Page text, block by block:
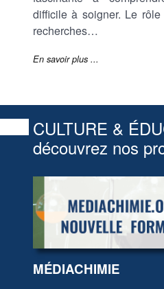
difficile à soigner. Le
recherches…
En savoir plus ...
CULTURE &
découvrez nos
MÉDIACHIMIE